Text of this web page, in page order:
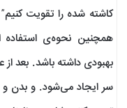
کاشته شده را تقویت
همچنین نحوه‌ی استفاده
بهبودی داشته باشد. بعد
سر ایجاد می‌شود. و بدن